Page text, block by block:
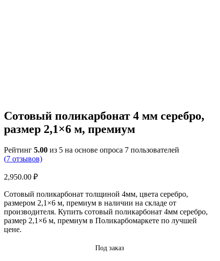
Сотовый поликарбонат 4 мм серебро,
размер 2,1×6 м, премиум
Рейтинг 5.00 из 5 на основе опроса 7 пользователей
(7 отзывов)
2,950.00 ₽
Сотовый поликарбонат толщиной 4мм, цвета серебро,
размером 2,1×6 м, премиум в наличии на складе от
производителя. Купить сотовый поликарбонат 4мм серебро,
размер 2,1×6 м, премиум в Поликарбомаркете по лучшей
цене.
Под заказ